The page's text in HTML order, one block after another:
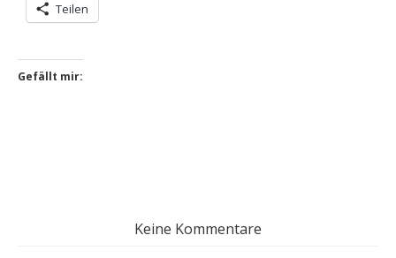
Teilen
Gefällt mir:
Keine Kommentare